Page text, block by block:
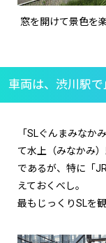
窓を開けて景色を
車両は、渋川駅
「SLぐんまみなか
て水上（みなかみ
であるが、特に「
えておくべし。
最もじっくりSLを